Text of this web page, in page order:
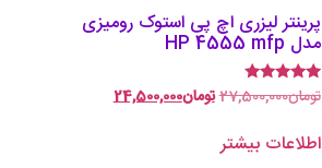
پرینتر لیزری اچ پی استوک رومیزی
مدل HP 4555 mfp
امتیاز
4.78
تومان27,500,000تومان24,500,000
اطلاعات بیشتر